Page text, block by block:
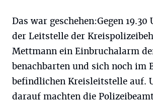
Das war geschehen:Gegen
der Leitstelle der
Mettmann ein Einbruchalarm
benachbarten und sich noch im
befindlichen Kreisleitstelle auf.
darauf machten die